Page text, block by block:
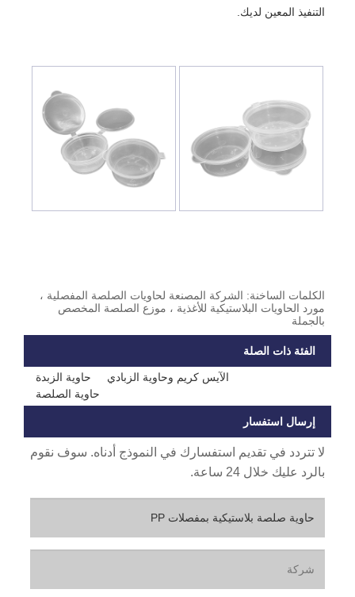
التنفيذ المعين لديك.
الكلمات الساخنة: الشركة المصنعة لحاويات الصلصة المفصلية ،
مورد الحاويات البلاستيكية للأغذية ، موزع الصلصة المخصص
بالجملة
الفئة ذات الصلة
حاوية الزبدة
الآيس كريم وحاوية الزبادي
حاوية الصلصة
إرسال استفسار
لا تتردد في تقديم استفسارك في النموذج أدناه. سوف نقوم
بالرد عليك خلال 24 ساعة.